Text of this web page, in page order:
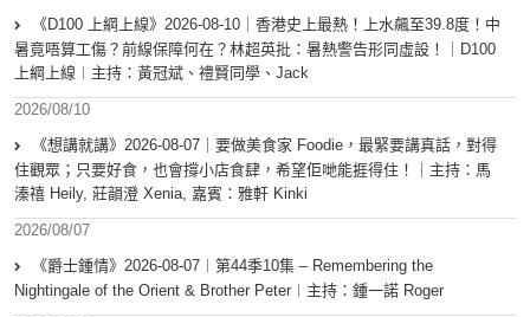
《D100 上綱上線》2026-08-10｜香港史上最熱！上水飆至39.8度！中
暑竟唔算工傷？前線保障何在？林超英批：暑熱警告形同虛設！｜D100
上綱上線︱主持：黃冠斌、禮賢同學、Jack
2026/08/10
《想講就講》2026-08-07｜要做美食家 Foodie，最緊要講真話，對得
住觀眾；只要好食，也會撐小店食肆，希望佢哋能捱得住！｜主持：馬
溱禧 Heily, 莊韻澄 Xenia, 嘉賓：雅軒 Kinki
2026/08/07
《爵士鍾情》2026-08-07︱第44季10集 – Remembering the
Nightingale of the Orient & Brother Peter︱主持：鍾一諾 Roger